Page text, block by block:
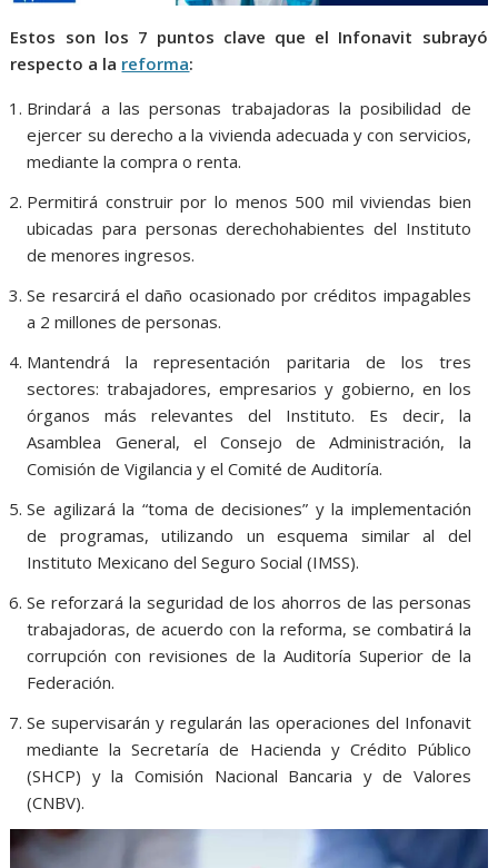
Estos son los 7 puntos clave que el Infonavit subrayó
respecto a la reforma:
Brindará a las personas trabajadoras la posibilidad de
ejercer su derecho a la vivienda adecuada y con servicios,
mediante la compra o renta.
Permitirá construir por lo menos 500 mil viviendas bien
ubicadas para personas derechohabientes del Instituto
de menores ingresos.
Se resarcirá el daño ocasionado por créditos impagables
a 2 millones de personas.
Mantendrá la representación paritaria de los tres
sectores: trabajadores, empresarios y gobierno, en los
órganos más relevantes del Instituto. Es decir, la
Asamblea General, el Consejo de Administración, la
Comisión de Vigilancia y el Comité de Auditoría.
Se agilizará la “toma de decisiones” y la implementación
de programas, utilizando un esquema similar al del
Instituto Mexicano del Seguro Social (IMSS).
Se reforzará la seguridad de los ahorros de las personas
trabajadoras, de acuerdo con la reforma, se combatirá la
corrupción con revisiones de la Auditoría Superior de la
Federación.
Se supervisarán y regularán las operaciones del Infonavit
mediante la Secretaría de Hacienda y Crédito Público
(SHCP) y la Comisión Nacional Bancaria y de Valores
(CNBV).